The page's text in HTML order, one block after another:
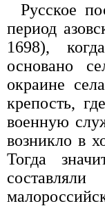
Русское
период
1698),
основано
окраине
крепость,
военную
возникло в
Тогда